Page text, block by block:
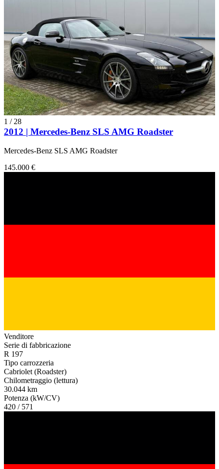
1 / 28
2012 | Mercedes-Benz SLS AMG Roadster
Mercedes-Benz SLS AMG Roadster
145.000 €
Venditore
Serie di fabbricazione
R 197
Tipo carrozzeria
Cabriolet (Roadster)
Chilometraggio (lettura)
30.044 km
Potenza (kW/CV)
420 / 571